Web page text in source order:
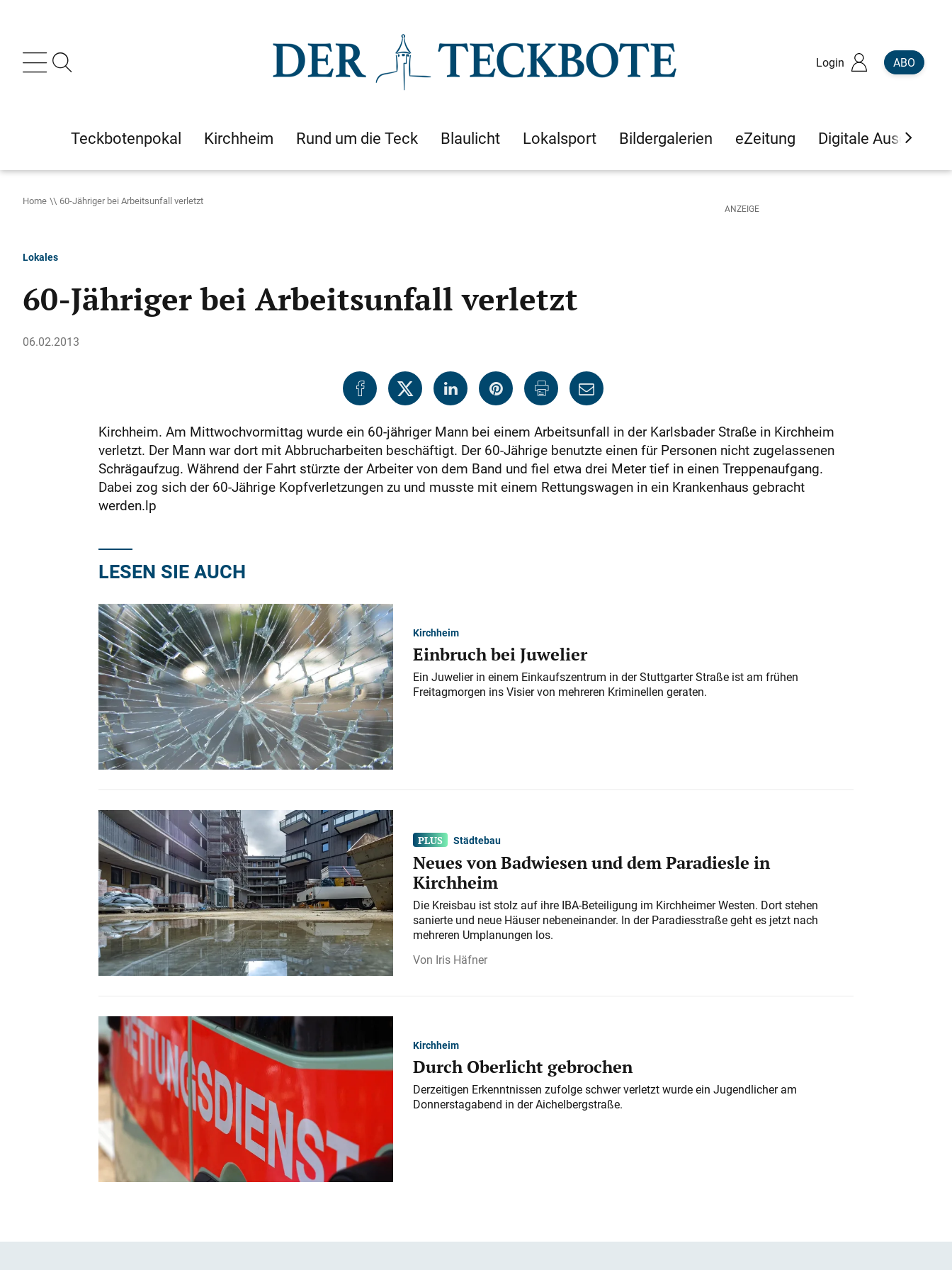
Login ABO
Teckbotenpokal Kirchheim Rund um die Teck Blaulicht Lokalsport Bildergalerien eZeitung Digitale Ausgaben
Home 60-Jähriger bei Arbeitsunfall verletzt
Lokales
60-Jähriger bei Arbeitsunfall verletzt
06.02.2013
Kirchheim. Am Mittwochvormittag wurde ein 60-jähriger Mann bei einem Arbeitsunfall in der Karlsbader Straße in Kirchheim
verletzt. Der Mann war dort mit Abbrucharbeiten beschäftigt. Der 60-Jährige benutzte einen für Personen nicht zugelassenen
Schrägaufzug. Während der Fahrt stürzte der Arbeiter von dem Band und fiel etwa drei Meter tief in einen Treppenaufgang.
Dabei zog sich der 60-Jährige Kopfverletzungen zu und musste mit einem Rettungswagen in ein Krankenhaus gebracht
werden.lp
LESEN SIE AUCH
Kirchheim
Einbruch bei Juwelier
Ein Juwelier in einem Einkaufszentrum in der Stuttgarter Straße ist am frühen
Freitagmorgen ins Visier von mehreren Kriminellen geraten.
Städtebau
Neues von Badwiesen und dem Paradiesle in
Kirchheim
Die Kreisbau ist stolz auf ihre IBA-Beteiligung im Kirchheimer Westen. Dort stehen
sanierte und neue Häuser nebeneinander. In der Paradiesstraße geht es jetzt nach
mehreren Umplanungen los.
Iris Häfner
Kirchheim
Durch Oberlicht gebrochen
Derzeitigen Erkenntnissen zufolge schwer verletzt wurde ein Jugendlicher am
Donnerstagabend in der Aichelbergstraße.